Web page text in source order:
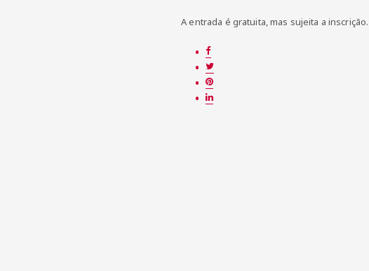
A entrada é gratuita, mas sujeita a inscrição.